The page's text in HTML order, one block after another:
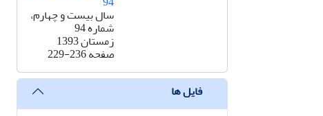
سال بیست و چهارم،
شماره 94
زمستان 1393
صفحه229-236
فایل ها